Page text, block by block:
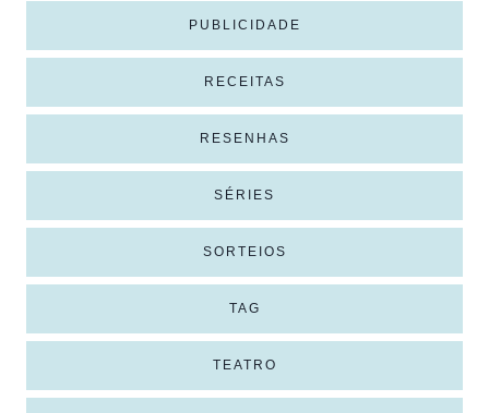
PUBLICIDADE
RECEITAS
RESENHAS
SÉRIES
SORTEIOS
TAG
TEATRO